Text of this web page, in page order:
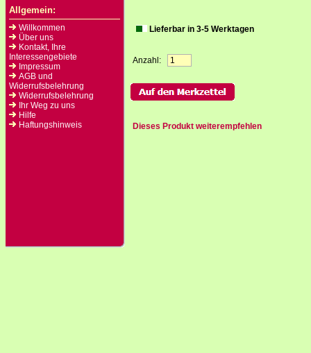
Allgemein:
Willkommen
Über uns
Kontakt, Ihre
Interessengebiete
Impressum
AGB und
Widerrufsbelehrung
Widerrufsbelehrung
Ihr Weg zu uns
Hilfe
Haftungshinweis
Lieferbar in 3-5 Werktagen
Anzahl:
Dieses Produkt weiterempfehlen